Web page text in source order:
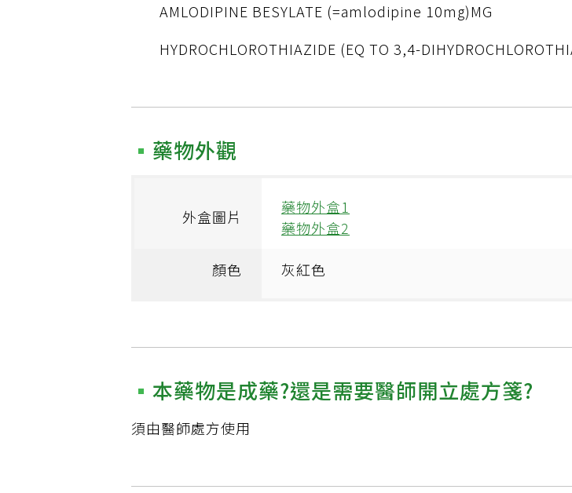
AMLODIPINE BESYLATE (=amlodipine 10mg)MG
HYDROCHLOROTHIAZIDE (EQ TO 3,4-
藥物外觀
外盒圖片
藥物外盒1
藥物外盒2
顏色 灰紅色
本藥物是成藥?還是需要醫師開立處方箋?
須由醫師處方使用